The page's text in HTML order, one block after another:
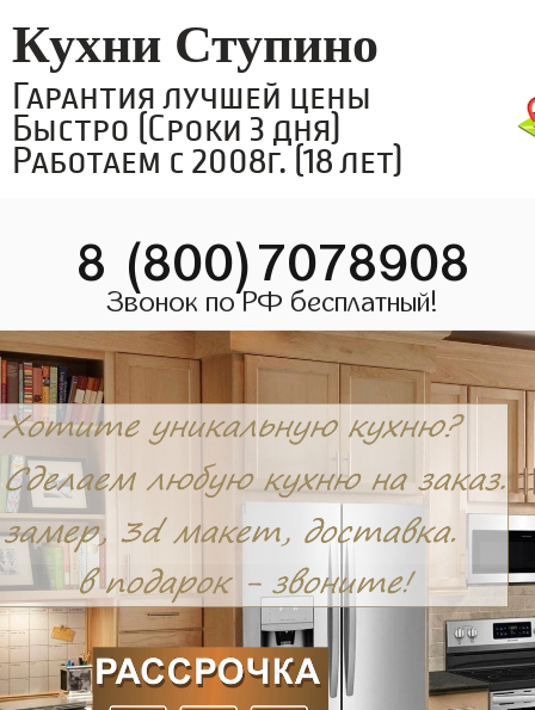
Кухни Ступино
Гарантия лучшей цены
Быстро (Сроки 3 дня)
Работаем с 2008г. (18 лет)
8 (800)7078908
Звонок по РФ бесплатный!